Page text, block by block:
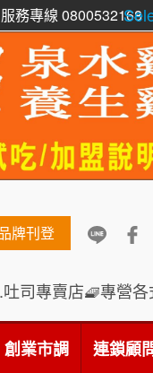
服務專線 0800532168
牌刊登
創業市調 連鎖顧
維修
發發泰-泰式飯行
TEA歇腳亭
TOP台灣第一味
coffee可集咖啡
生/小姐
100萬
生/小姐 新
生/小姐
生/小姐 新
200萬~400